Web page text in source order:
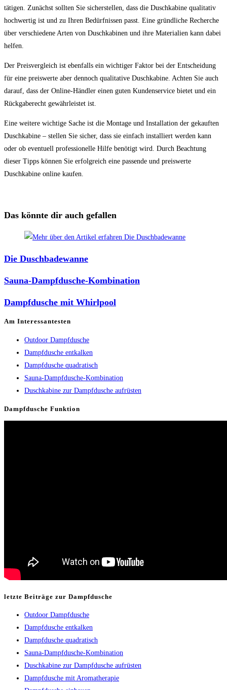
tätigen. Zunächst sollten Sie sicherstellen, dass die Duschkabine qualitativ
hochwertig ist und zu Ihren Bedürfnissen passt. Eine gründliche Recherche
über verschiedene Arten von Duschkabinen und ihre Materialien kann dabei
helfen.
Der Preisvergleich ist ebenfalls ein wichtiger Faktor bei der Entscheidung
für eine preiswerte aber dennoch qualitative Duschkabine. Achten Sie auch
darauf, dass der Online-Händler einen guten Kundenservice bietet und ein
Rückgaberecht gewährleistet ist.
Eine weitere wichtige Sache ist die Montage und Installation der gekauften
Duschkabine – stellen Sie sicher, dass sie einfach installiert werden kann
oder ob eventuell professionelle Hilfe benötigt wird. Durch Beachtung
dieser Tipps können Sie erfolgreich eine passende und preiswerte
Duschkabine online kaufen.
Das könnte dir auch gefallen
Die Duschbadewanne
Sauna-Dampfdusche-Kombination
Dampfdusche mit Whirlpool
Am Interessantesten
Outdoor Dampfdusche
Dampfdusche entkalken
Dampfdusche quadratisch
Sauna-Dampfdusche-Kombination
Duschkabine zur Dampfdusche aufrüsten
Dampfdusche Funktion
letzte Beiträge zur Dampfdusche
Outdoor Dampfdusche
Dampfdusche entkalken
Dampfdusche quadratisch
Sauna-Dampfdusche-Kombination
Duschkabine zur Dampfdusche aufrüsten
Dampfdusche mit Aromatherapie